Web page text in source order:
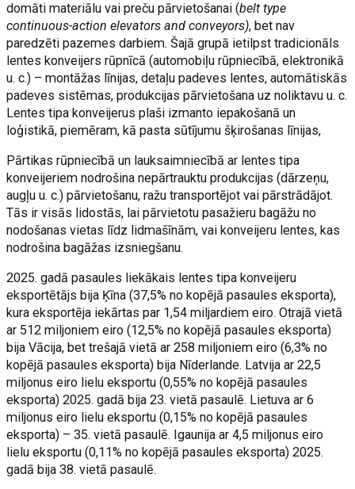
domāti materiālu vai preču pārvietošanai (belt type
continuous-action elevators and conveyors), bet nav
paredzēti pazemes darbiem. Šajā grupā ietilpst tradicionāls
lentes konveijers rūpnīcā (automobiļu rūpniecībā, elektronikā
u. c.) – montāžas līnijas, detaļu padeves lentes, automātiskās
padeves sistēmas, produkcijas pārvietošana uz noliktavu u. c.
Lentes tipa konveijerus plaši izmanto iepakošanā un
loģistikā, piemēram, kā pasta sūtījumu šķirošanas līnijas,
Pārtikas rūpniecībā un lauksaimniecībā ar lentes tipa
konveijeriem nodrošina nepārtrauktu produkcijas (dārzeņu,
augļu u. c.) pārvietošanu, ražu transportējot vai pārstrādājot.
Tās ir visās lidostās, lai pārvietotu pasažieru bagāžu no
nodošanas vietas līdz lidmašīnām, vai konveijeru lentes, kas
nodrošina bagāžas izsniegšanu.
2025. gadā pasaules liekākais lentes tipa konveijeru
eksportētājs bija Ķīna (37,5% no kopējā pasaules eksporta),
kura eksportēja iekārtas par 1,54 miljardiem eiro. Otrajā vietā
ar 512 miljoniem eiro (12,5% no kopējā pasaules eksporta)
bija Vācija, bet trešajā vietā ar 258 miljoniem eiro (6,3% no
kopējā pasaules eksporta) bija Nīderlande. Latvija ar 22,5
miljonus eiro lielu eksportu (0,55% no kopējā pasaules
eksporta) 2025. gadā bija 23. vietā pasaulē. Lietuva ar 6
miljonus eiro lielu eksportu (0,15% no kopējā pasaules
eksporta) – 35. vietā pasaulē. Igaunija ar 4,5 miljonus eiro
lielu eksportu (0,11% no kopējā pasaules eksporta) 2025.
gadā bija 38. vietā pasaulē.